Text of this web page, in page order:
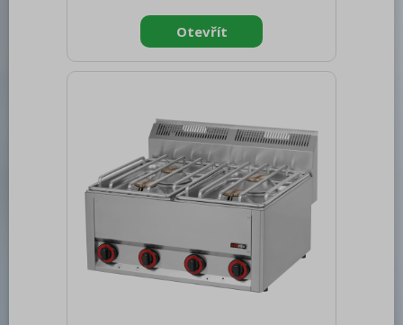
spotřebiče: Plynové zařízení Konstruční
typ zařízení: Stolní Výkon plynový [kW]:
16.800 Druh připojení plynu: Zemní plyn,
deska, AISI 430 opláštění Materiál vrchní
desky: AISI 304